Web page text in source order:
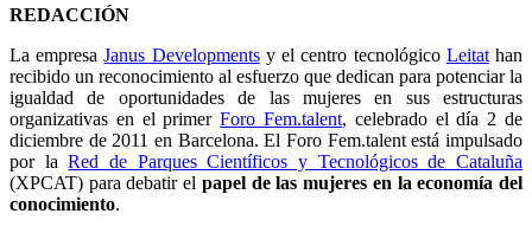
REDACCIÓN
La empresaJanus Developmentsy el centro tecnológico Leitathan
recibido un reconocimiento al esfuerzo que dedican para potenciar la
igualdad de oportunidades de las mujeres en sus estructuras
organizativas en el primerForo Fem.talent, celebrado el día 2 de
diciembre de 2011 en Barcelona. El Foro Fem.talent está impulsado
por laRed de Parques Científicos y Tecnológicos de Cataluña
(XPCAT) para debatir el papel de las mujeres en la economía del
conocimiento.